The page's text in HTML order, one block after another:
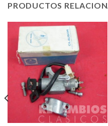
PRODUCTOS